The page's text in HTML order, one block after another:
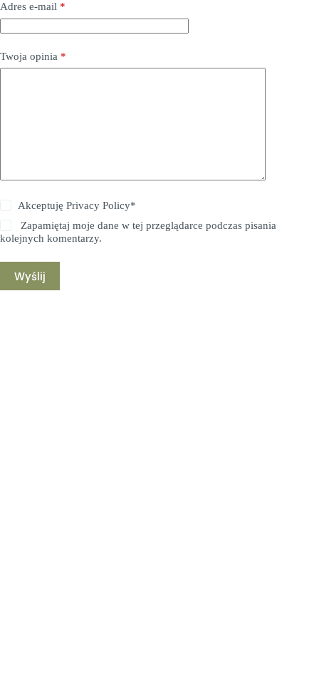
Adres e-mail *
Twoja opinia *
AkceptujęPrivacy Policy*
Zapamiętaj moje dane w tej przeglądarce podczas pisania
kolejnych komentarzy.
Wyślij